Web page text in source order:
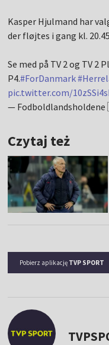
Kasper Hjulmand har
der fløjtes i gang kl.
Se med på TV 2 og TV 2
P4.#ForDanmark
pic.twitter.com/
—
Czytaj też
Pobierz aplikację TVP SPORT